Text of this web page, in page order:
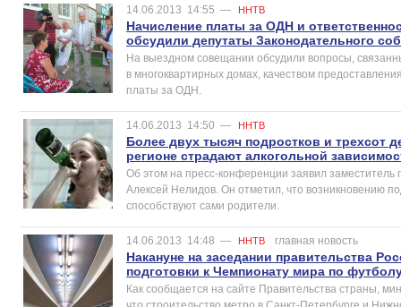
14.06.2013 14:55 — ННТВ
Начисление платы за ОДН и
обсудили депутаты Законодательного
На выездном совещании обсудили вопросы,
в многоквартирных домах, качеством
платы за ОДН.
14.06.2013 14:50 — ННТВ
Более двух тысяч подростков и трехсот
регионе страдают алкогольной
Об этом на пресс-конференции заявил заместитель
Алексей Нелидов. Он отметил, что возникновению
способствуют сами родители.
14.06.2013 14:48 — ННТВ главная новость
Накануне на заседании правительства
подготовки к Чемпионату мира по
Как сообщается на сайте Правительства страны,